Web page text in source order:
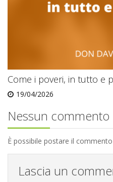
Come i poveri, in tutto e
19/04/2026
Nessun commento
È possibile postare il
Lascia un